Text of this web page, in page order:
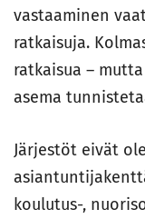
vastaaminen
ratkaisuja.
ratkaisua –
asema
Järjestöt eivät
koulutus-,